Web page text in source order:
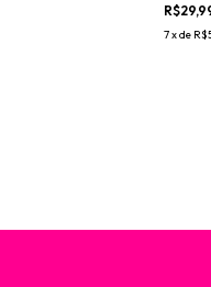
7xde